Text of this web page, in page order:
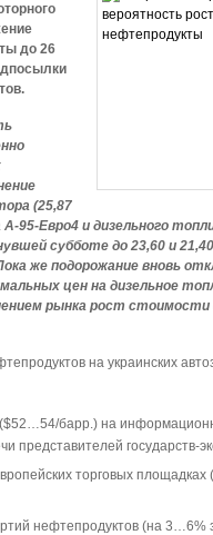
до 26
(25,87
95-Евро4 и дизельного
субботе до 23,60 и
же подорожание вновь
цен на дизельное
рынка рост
на украинских
барр.) на
представителей государств-
торговых
нефтепродуктов (на 3…6%